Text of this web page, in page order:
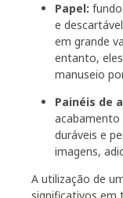
Papel:
e
em grande
entanto,
manuseio
Painéis de
acabamento
duráveis e
imagens,
A utilização de